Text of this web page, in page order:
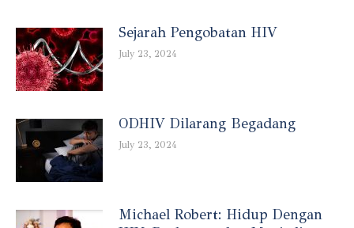
Sejarah Pengobatan HIV
July 23, 2024
ODHIV Dilarang Begadang
July 23, 2024
Michael Robert: Hidup Dengan